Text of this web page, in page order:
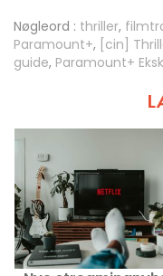
Nøgleord : thriller,
Paramount+, [cin]
guide, Paramount+